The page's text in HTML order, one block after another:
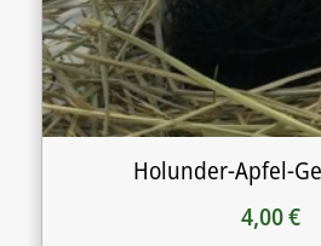
Holunder-Apfel-
4,00€